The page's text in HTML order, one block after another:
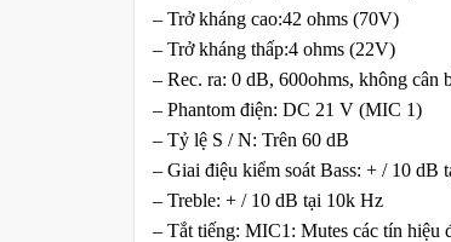
– Trở kháng cao:42 ohms (70V)
– Trở kháng thấp:4 ohms (22V)
– Rec. ra: 0 dB, 600ohms, không cân
– Phantom điện: DC 21 V (MIC 1)
– Tỷ lệ S / N: Trên 60 dB
– Giai điệu kiểm soát Bass: + / 10 dB
– Treble: + / 10 dB tại 10k Hz
– Tắt tiếng: MIC1: Mutes các tín hiệu